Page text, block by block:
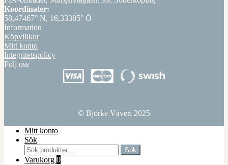
Koordinater:
58,47467° N, 16,33385° Ö
Information
Köpvillkor
Mitt konto
Integritetspolicy
Följ oss
© Björke Väveri 2025
Mitt konto
Sök
Sök
efter:
Sök
Varukorg 0